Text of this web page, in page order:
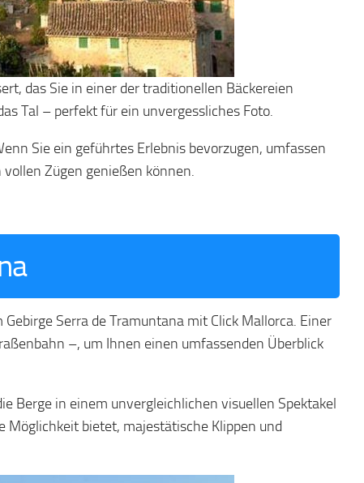
das Sie in einer der traditionellen Bäckereien
Tal – perfekt für ein unvergessliches Foto.
Sie ein geführtes Erlebnis bevorzugen, umfassen
Zügen genießen können.
Gebirge Serra de Tramuntana mit Click Mallorca. Einer
–, um Ihnen einen umfassenden Überblick
Berge in einem unvergleichlichen visuellen Spektakel
Möglichkeit bietet, majestätische Klippen und